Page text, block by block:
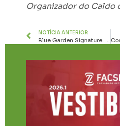
Organizador do Caldo
NOTÍCIA ANTERIOR
Blue Garden Signature: um novo conceito de morar e investir em Sete Lagoas